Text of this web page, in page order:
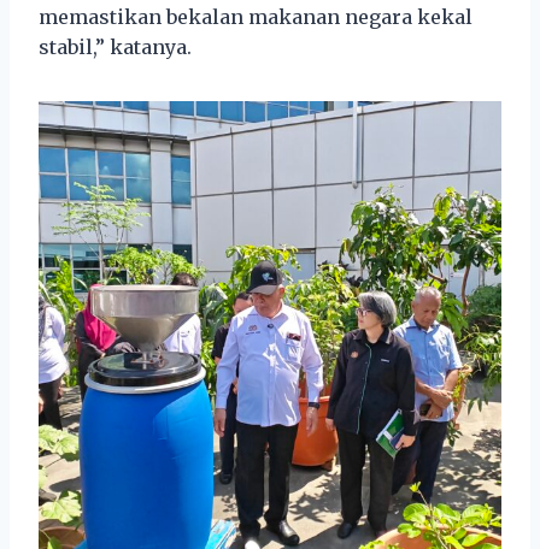
memastikan bekalan makanan negara kekal
stabil,” katanya.